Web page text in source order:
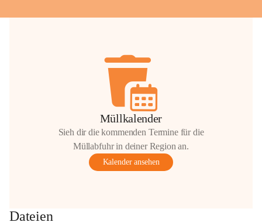
GmbH
anrainer-service@omv.com
Bei Fragen, Anliegen oder Beschwerden.
Wartungsarbeiten
Müllkalender
Sieh dir die kommenden Termine für die
Müllabfuhr in deiner Region an.
Kalender ansehen
Dateien